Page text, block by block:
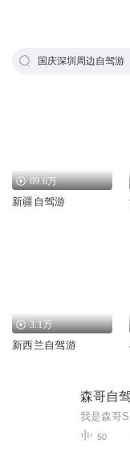
国庆深圳周边自驾游
69.6万
新疆自驾游
3.1万
新西兰自驾游
森哥自
50